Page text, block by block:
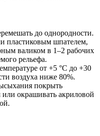
до однородности.
пластиковым шпателем,
валиком в 1–2 рабочих
рельефа.
от +5 °C до +30
воздуха ниже 80%.
покрыть
окрашивать акриловой